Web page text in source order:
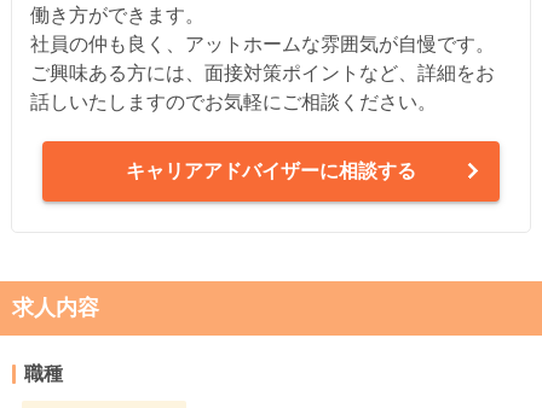
働き方ができます。
社員の仲も良く、アットホームな雰囲気が自慢です。
ご興味ある方には、面接対策ポイントなど、詳細をお
話しいたしますのでお気軽にご相談ください。
キャリアアドバイザーに相談する
求人内容
職種